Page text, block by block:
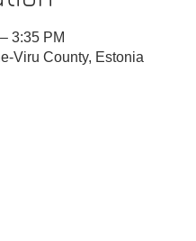
3:35 PM
Viru County, Estonia